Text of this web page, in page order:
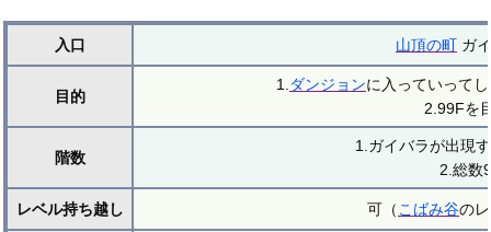
入口 山頂の町 ガ
目的
1. ダンジョンに入っていって
2.99Fを
階数
1.ガイバラが出現
2.総数
レベル持ち越し 可（ こばみ谷の